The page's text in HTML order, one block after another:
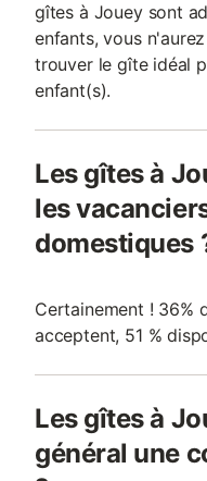
gîtes à Jouey sont
enfants, vous
trouver le gîte idéal
enfant(s).
Les gîtes à
les
domestiques
Certainement ! 36%
acceptent, 51 %
Les gîtes à
général une